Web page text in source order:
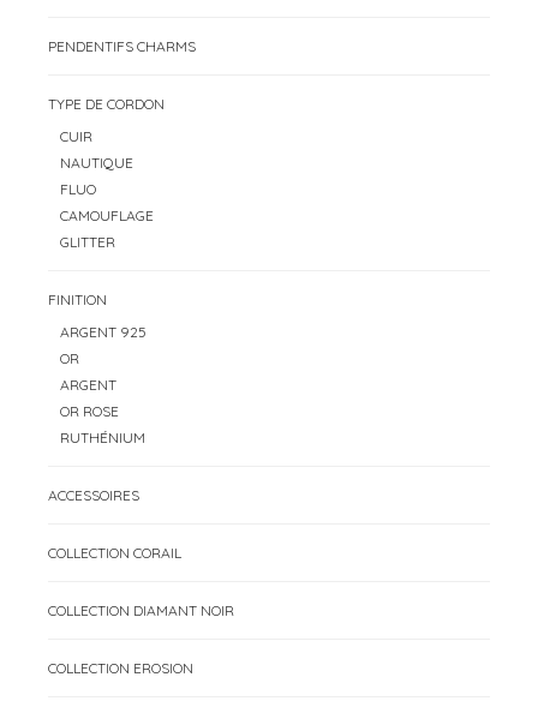
PENDENTIFS CHARMS
TYPE DE CORDON
CUIR
NAUTIQUE
FLUO
CAMOUFLAGE
GLITTER
FINITION
ARGENT 925
OR
ARGENT
OR ROSE
RUTHÉNIUM
ACCESSOIRES
COLLECTION CORAIL
COLLECTION DIAMANT NOIR
COLLECTION EROSION